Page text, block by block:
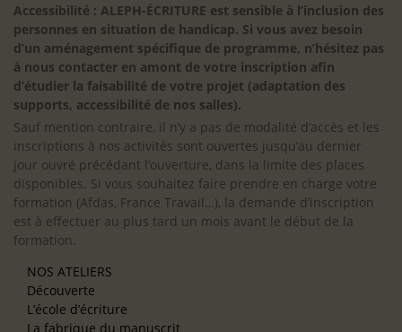
Accessibilité : ALEPH-ÉCRITURE est sensible à l’inclusion des
personnes en situation de handicap. Si vous avez besoin
d’un aménagement spécifique de programme, n’hésitez pas
à nous contacter en amont de votre inscription afin
d’étudier la faisabilité de votre projet (adaptation des
supports, accessibilité de nos salles).
Sauf mention contraire, il n’y a pas de modalité d’accès et les
inscriptions à nos activités sont ouvertes jusqu’au dernier
jour ouvré précédant l’ouverture, dans la limite des places
disponibles. Si vous souhaitez faire prendre en charge votre
formation (Afdas, France Travail…), la demande d’inscription
est à effectuer au plus tard un mois avant le début de la
formation.
NOS ATELIERS
Découverte
L’école d’écriture
La fabrique du manuscrit